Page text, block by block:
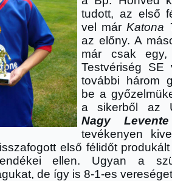
tudott, az első
vel márKatona
az előny. A
már csak
Testvériség
további három
be a
a sikerből az
Nagy Levente
tevékenyen
első félidőt produkált
ellen. Ugyan a
de így is 8-1-es